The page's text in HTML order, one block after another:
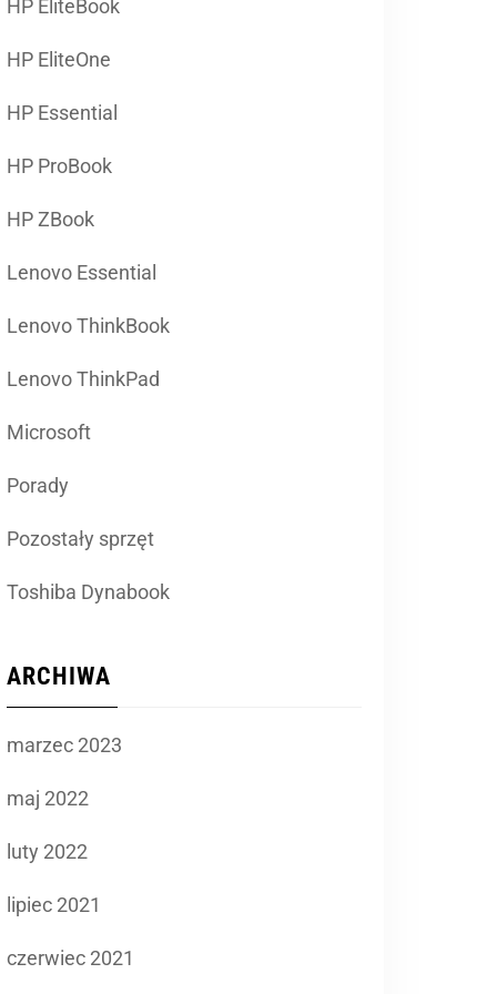
HP EliteBook
HP EliteOne
HP Essential
HP ProBook
HP ZBook
Lenovo Essential
Lenovo ThinkBook
Lenovo ThinkPad
Microsoft
Porady
Pozostały sprzęt
Toshiba Dynabook
ARCHIWA
marzec 2023
maj 2022
luty 2022
lipiec 2021
czerwiec 2021